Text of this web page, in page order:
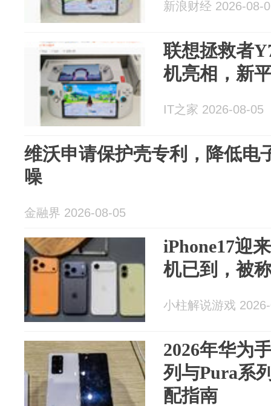
新浪财经 2026-08-
联想拯救者
机亮相，新
IT之家 2026-08-05
维沃申请保护壳专利，降低电
噪
金融界 2026-08-05
iPhone17迎
机已到，被
小柱解说游戏
2026年华为
列与Pura系
配指南